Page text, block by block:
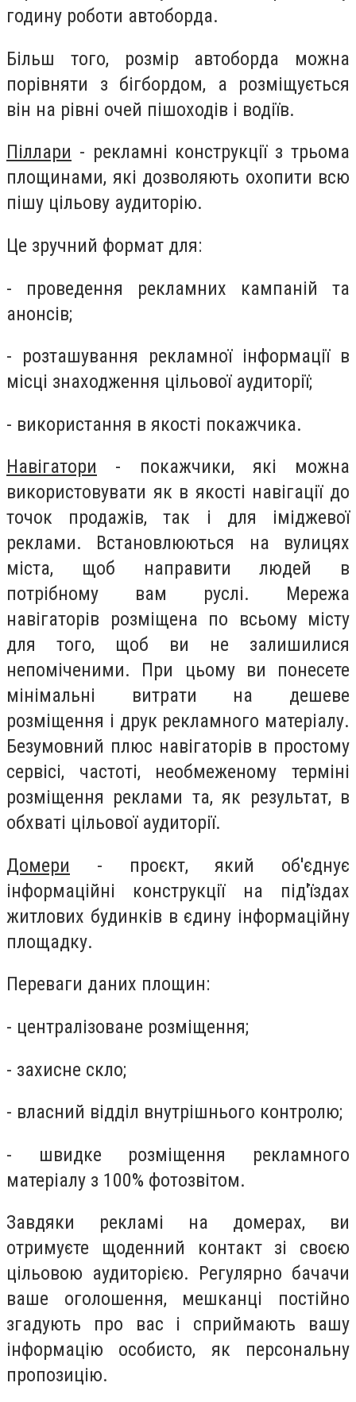
годину роботи автоборда.
Більш того, розмір автоборда можна
порівняти з бігбордом, а розміщується
він на рівні очей пішоходів і водіїв.
Піллари - рекламні конструкції з трьома
площинами, які дозволяють охопити всю
пішу цільову аудиторію.
Це зручний формат для:
- проведення рекламних кампаній та
анонсів;
- розташування рекламної інформації в
місці знаходження цільової аудиторії;
- використання в якості покажчика.
Навігатори - покажчики, які можна
використовувати як в якості навігації до
точок продажів, так і для іміджевої
реклами. Встановлюються на вулицях
міста, щоб направити людей в
потрібному вам руслі. Мережа
навігаторів розміщена по всьому місту
для того, щоб ви не залишилися
непоміченими. При цьому ви понесете
мінімальні витрати на дешеве
розміщення і друк рекламного матеріалу.
Безумовний плюс навігаторів в простому
сервісі, частоті, необмеженому терміні
розміщення реклами та, як результат, в
обхваті цільової аудиторії.
Домери - проєкт, який об'єднує
інформаційні конструкції на під'їздах
житлових будинків в єдину інформаційну
площадку.
Переваги даних площин:
- централізоване розміщення;
- захисне скло;
- власний відділ внутрішнього контролю;
- швидке розміщення рекламного
матеріалу з 100% фотозвітом.
Завдяки рекламі на домерах, ви
отримуєте щоденний контакт зі своєю
цільовою аудиторією. Регулярно бачачи
ваше оголошення, мешканці постійно
згадують про вас і сприймають вашу
інформацію особисто, як персональну
пропозицію.